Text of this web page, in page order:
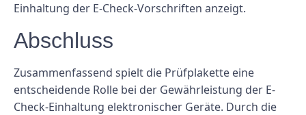
Einhaltung der E-Check-Vorschriften anzeigt.
Abschluss
Zusammenfassend spielt die Prüfplakette eine
entscheidende Rolle bei der Gewährleistung der E-
Check-Einhaltung elektronischer Geräte. Durch die